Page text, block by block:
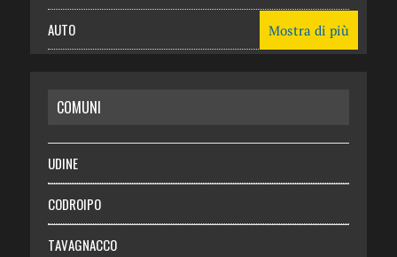
AUTO
RISPARMIO
SALUTE
Necrologie
Chi siamo
Mostra di più
COMUNI
UDINE
CODROIPO
TAVAGNACCO